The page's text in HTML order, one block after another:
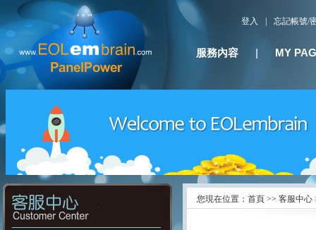
登入 忘記帳號/
服務內容 | MY
您現在位置：首頁 >> 客服中心